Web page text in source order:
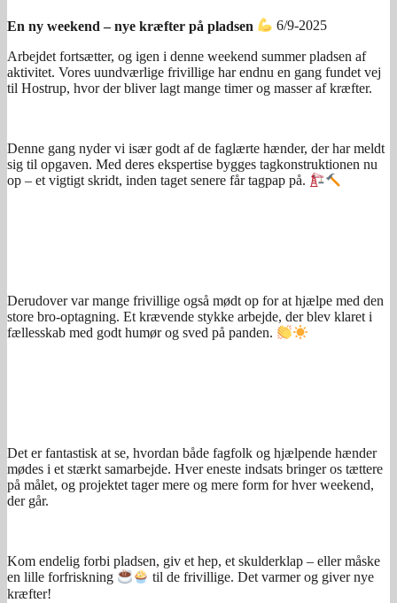
En ny weekend – nye kræfter på pladsen
6/9-2025
Arbejdet fortsætter, og igen i denne weekend summer pladsen af
aktivitet. Vores uundværlige frivillige har endnu en gang fundet vej
til Hostrup, hvor der bliver lagt mange timer og masser af kræfter.
Denne gang nyder vi især godt af de faglærte hænder, der har meldt
sig til opgaven. Med deres ekspertise bygges tagkonstruktionen nu
op – et vigtigt skridt, inden taget senere får tagpap på.
Derudover var mange frivillige også mødt op for at hjælpe med den
store bro-optagning. Et krævende stykke arbejde, der blev klaret i
fællesskab med godt humør og sved på panden.
Det er fantastisk at se, hvordan både fagfolk og hjælpende hænder
mødes i et stærkt samarbejde. Hver eneste indsats bringer os tættere
på målet, og projektet tager mere og mere form for hver weekend,
der går.
Kom endelig forbi pladsen, giv et hep, et skulderklap – eller måske
en lille forfriskning
til de frivillige. Det varmer og giver nye
kræfter!